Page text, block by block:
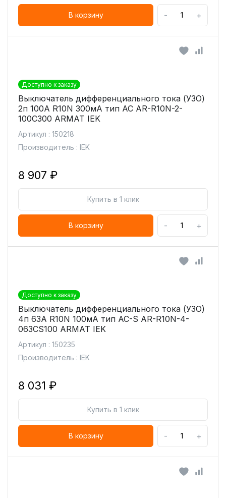
В корзину - +
Доступно к заказу
Выключатель дифференциального тока (УЗО)
2п 100А R10N 300мА тип AC AR-R10N-2-
100C300 ARMAT IEK
Артикул : 150218
Производитель : IEK
8 907 ₽
Купить в 1 клик
В корзину - +
Доступно к заказу
Выключатель дифференциального тока (УЗО)
4п 63А R10N 100мА тип AC-S AR-R10N-4-
063CS100 ARMAT IEK
Артикул : 150235
Производитель : IEK
8 031 ₽
Купить в 1 клик
В корзину - +